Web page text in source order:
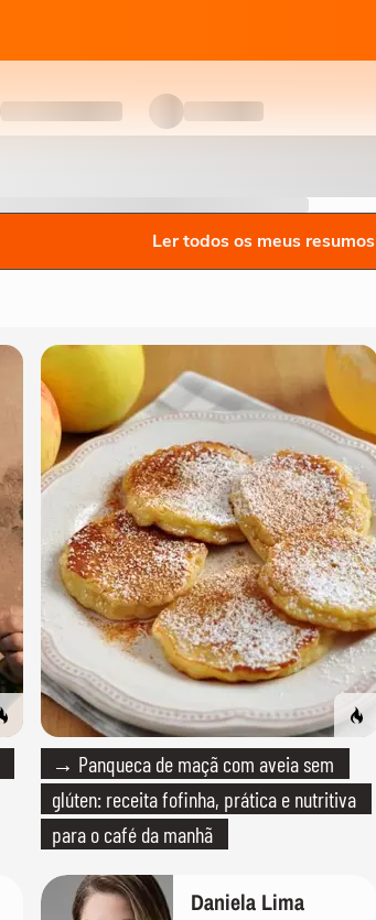
Ler todos os meus resumos
→ Panqueca de maçã com aveia sem
glúten: receita fofinha, prática e nutritiva
para o café da manhã
Daniela Lima